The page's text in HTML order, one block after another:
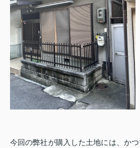
今回の弊社が購入した土地には、か